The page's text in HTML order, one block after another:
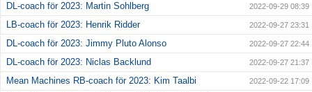
DL-coach för 2023: Martin Sohlberg 2022-09-29 08:39
LB-coach för 2023: Henrik Ridder 2022-09-27 23:31
DL-coach för 2023: Jimmy Pluto Alonso 2022-09-27 22:44
DL-coach för 2023: Niclas Backlund 2022-09-27 21:37
Mean Machines RB-coach för 2023: Kim Taalbi 2022-09-22 17:09